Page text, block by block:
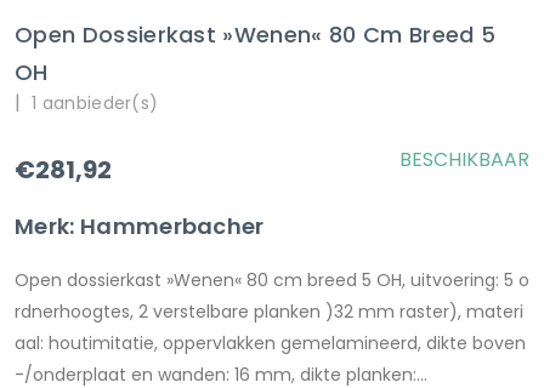
Open Dossierkast »Wenen« 80 Cm Breed 5
OH
| 1 aanbieder(s)
€281,92
Merk: Hammerbacher
BESCHIKBAAR
Open dossierkast »Wenen« 80 cm breed 5 OH, uitvoering: 5 o
rdnerhoogtes, 2 verstelbare planken )32 mm raster), materi
aal: houtimitatie, oppervlakken gemelamineerd, dikte boven
-/onderplaat en wanden: 16 mm, dikte planken:...